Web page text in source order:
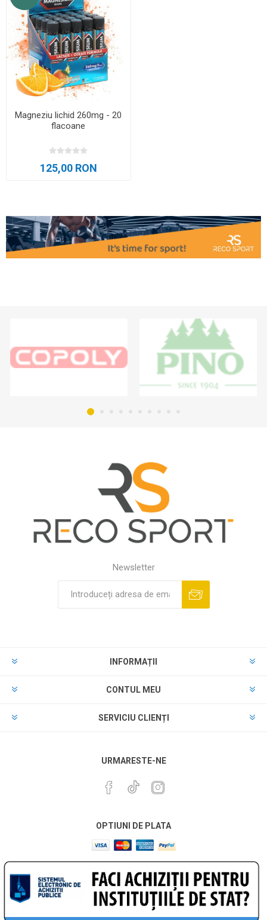
Magneziu lichid 260mg - 20
flacoane
125,00 RON
Newsletter
INFORMAȚII
CONTUL MEU
SERVICIU CLIENȚI
URMARESTE-NE
OPTIUNI DE PLATA